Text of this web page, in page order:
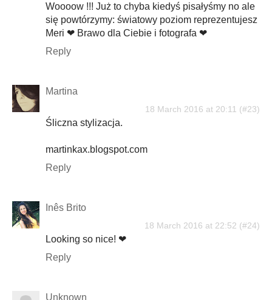
Woooow !!! Już to chyba kiedyś pisałyśmy no ale
się powtórzymy: światowy poziom reprezentujesz
Meri ❤ Brawo dla Ciebie i fotografa ❤
Reply
Martina
18 March 2016 at 20:11
Śliczna stylizacja.
martinkax.blogspot.com
Reply
Inês Brito
18 March 2016 at 22:52
Looking so nice! ❤
Reply
Unknown